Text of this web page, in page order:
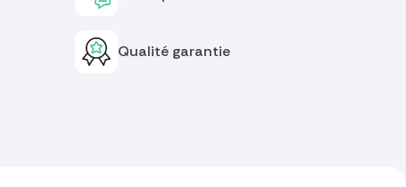
Qualité garantie